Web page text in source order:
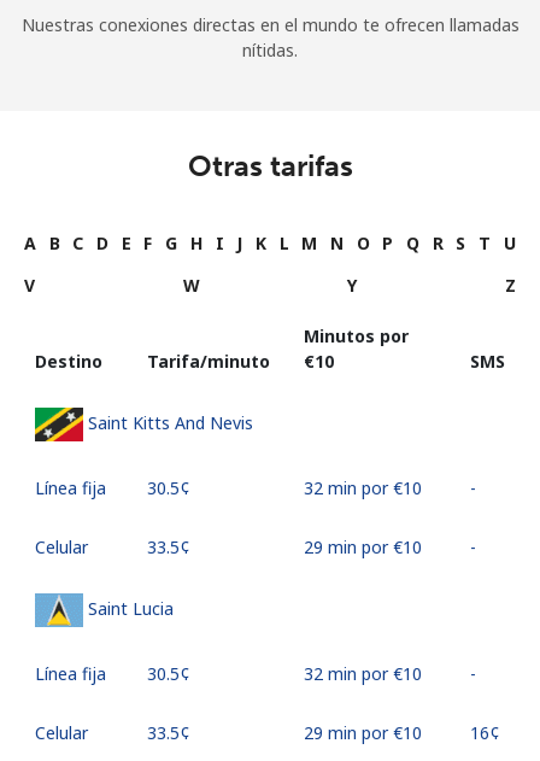
Nuestras conexiones directas en el mundo te ofrecen llamadas
nítidas.
Otras tarifas
A B C D E F G H I J K L M N O P Q R S T
U
V
W Y Z
Destino Tarifa/minuto
Minutos por
⁦€10⁩
SMS
Saint Kitts And Nevis
Línea fija ⁦30.5¢⁩ 32 min por ⁦€10⁩ -
Celular ⁦33.5¢⁩ 29 min por ⁦€10⁩ -
Saint Lucia
Línea fija ⁦30.5¢⁩ 32 min por ⁦€10⁩ -
Celular ⁦33.5¢⁩ 29 min por ⁦€10⁩ ⁦16¢⁩